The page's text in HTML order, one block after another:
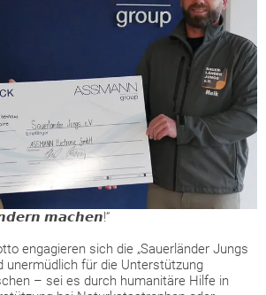
𝙢𝙖𝙘𝙝𝙚𝙣!“
engagieren sich die „Sauerländer Jungs
unermüdlich für die Unterstützung
– sei es durch humanitäre Hilfe in